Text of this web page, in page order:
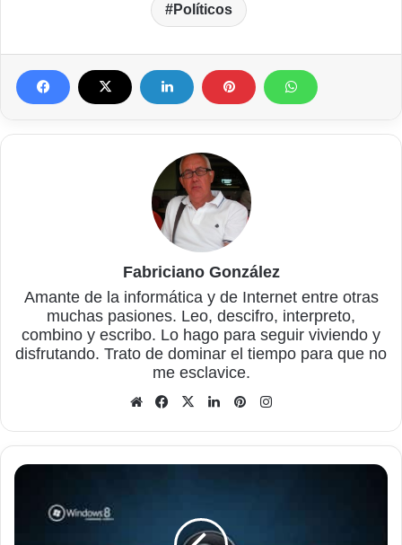
Políticos
Fabriciano González
Amante de la informática y de Internet entre otras
muchas pasiones. Leo, descifro, interpreto,
combino y escribo. Lo hago para seguir viviendo y
disfrutando. Trato de dominar el tiempo para que no
me esclavice.
Sitio
Facebook
X LinkedInPinterest
Elimina